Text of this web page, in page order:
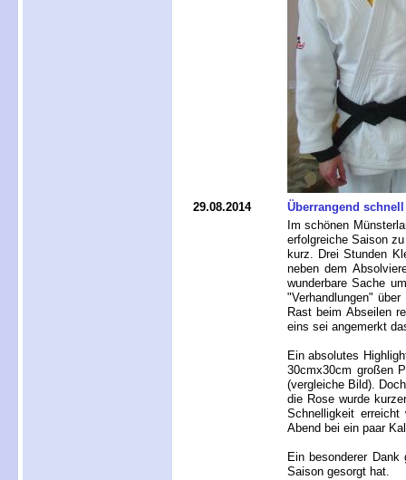
29.08.2014
Überrangend
Im schönen
erfolgreiche Saison
kurz. Drei Stunden
neben dem
wunderbare Sache
"Verhandlungen"
Rast beim Abseilen
eins sei angemerkt
Ein absolutes
30cmx30cm großen
(vergleiche Bild).
die Rose wurde
Schnelligkeit
Abend bei ein paar
Ein besonderer
Saison gesorgt hat.